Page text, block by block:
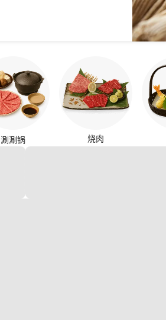
涮涮锅 烧肉